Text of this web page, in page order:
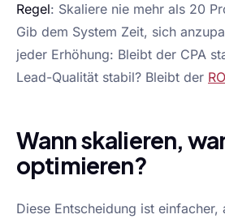
Regel: Skaliere nie mehr als 20
Gib dem System Zeit, sich
jeder Erhöhung: Bleibt der CPA
Lead-Qualität stabil? Bleibt der
Wann skalieren,
optimieren?
Diese Entscheidung ist einfacher,